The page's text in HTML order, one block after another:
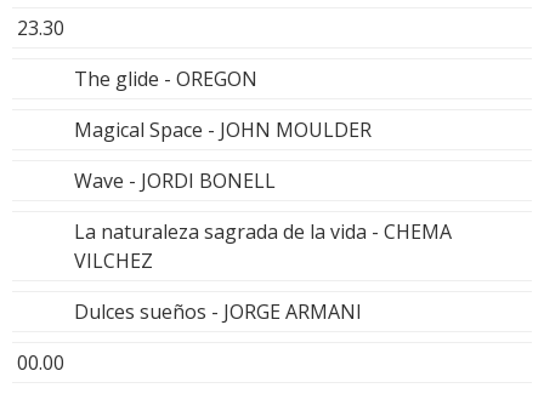
23.30
The glide - OREGON
Magical Space - JOHN MOULDER
Wave - JORDI BONELL
La naturaleza sagrada de la vida - CHEMA
VILCHEZ
Dulces sueños - JORGE ARMANI
00.00